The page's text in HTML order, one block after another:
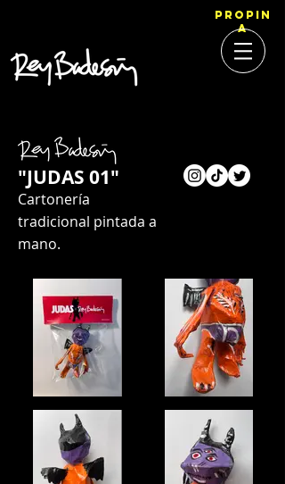
PROPIN
A
"JUDAS 01"
Cartonería
tradicional pintada a
mano.